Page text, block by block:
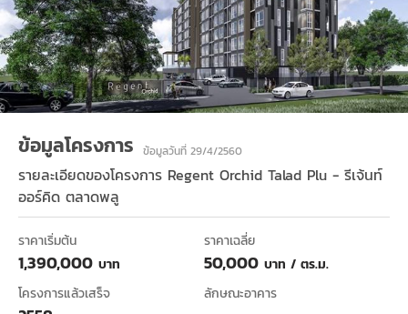
ข้อมูลโครงการ ข้อมูลวันที่ 29/4/2560
รายละเอียดของโครงการ Regent Orchid Talad Plu - รีเจ้นท์
ออร์คิด ตลาดพลู
ราคาเริ่มต้น
1,390,000 บาท
ราคาเฉลี่ย
50,000 บาท / ตร.ม.
โครงการแล้วเสร็จ
ลักษณะอาคาร